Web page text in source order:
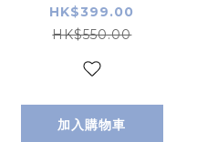
鞋
HK$399.00
HK$550.00
加入購物車